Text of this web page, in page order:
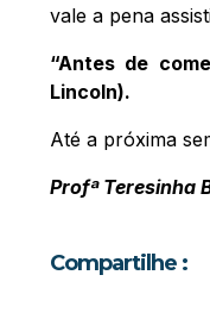
vale a pena
“Antes de
Lincoln).
Até a próxima
Profª Teresinha
Compartilhe :